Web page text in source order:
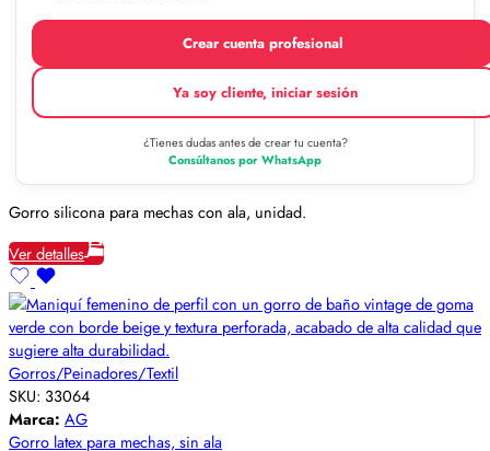
Crear cuenta profesional
Ya soy cliente, iniciar sesión
¿Tienes dudas antes de crear tu cuenta?
Consúltanos por WhatsApp
Gorro silicona para mechas con ala, unidad.
Ver detalles
Gorros/Peinadores/Textil
SKU: 33064
Marca: AG
Gorro latex para mechas, sin ala